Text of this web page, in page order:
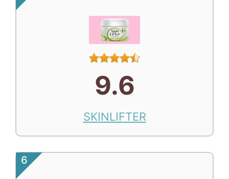
9.6
SKINLIFTER
6